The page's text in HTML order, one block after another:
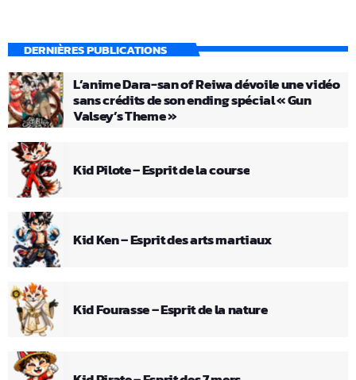
DERNIÈRES PUBLICATIONS
L’anime Dara-san of Reiwa dévoile une vidéo
sans crédits de son ending spécial « Gun
Valsey’s Theme »
Kid Pilote – Esprit de la course
Kid Ken – Esprit des arts martiaux
Kid Fourasse – Esprit de la nature